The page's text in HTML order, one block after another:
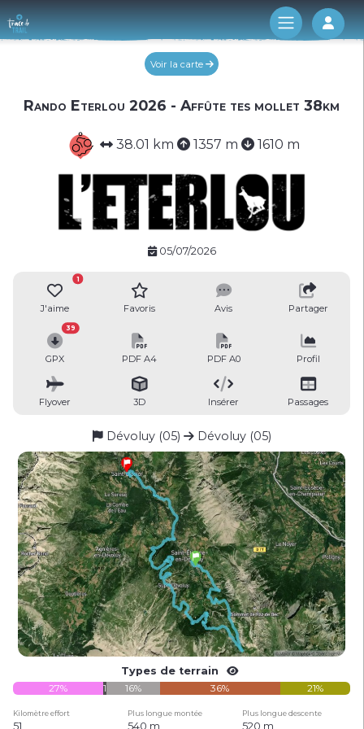
Log
Voir la carte
Rando Eterlou 2026 - Affûte tes mollet 38km
38.01 km 1357 m 1610 m
05/07/2026
J'aime
1
Favoris Avis Partager
GPX
39
PDF A4 PDF A0 Profil
Flyover 3D Insérer Passages
Dévoluy (05) Dévoluy (05)
Types de terrain
27%
1% 16% 36% 21%
Kilomètre effort Plus longue montée Plus longue descente
51 540 m 520 m